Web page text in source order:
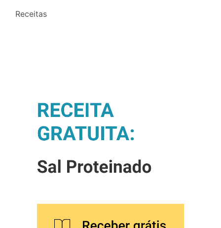
Receitas